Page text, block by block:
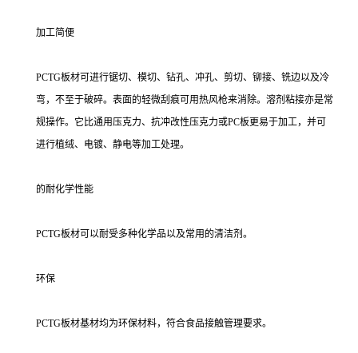
加工简便
PCTG板材可进行锯切、模切、钻孔、冲孔、剪切、铆接、铣边以及冷
弯，不至于破碎。表面的轻微刮痕可用热风枪来消除。溶剂粘接亦是常
规操作。它比通用压克力、抗冲改性压克力或PC板更易于加工，并可
进行植绒、电镀、静电等加工处理。
的耐化学性能
PCTG板材可以耐受多种化学品以及常用的清洁剂。
环保
PCTG板材基材均为环保材料，符合食品接触管理要求。